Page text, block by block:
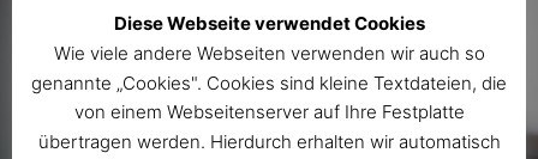
Diese Webseite verwendet Cookies
Wie viele andere Webseiten verwenden wir auch so
genannte „Cookies". Cookies sind kleine Textdateien, die
von einem Webseitenserver auf Ihre Festplatte
übertragen werden. Hierdurch erhalten wir automatisch